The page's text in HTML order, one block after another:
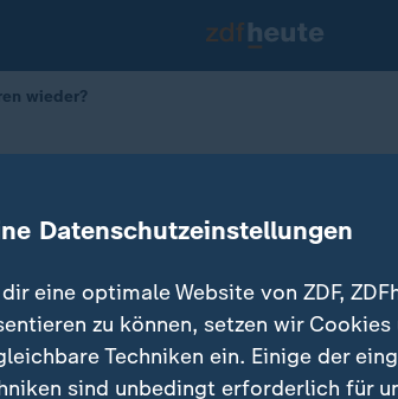
wieder?
illner"
sich Sparen wieder?
Datenschutzeinstellungen
eine optimale Website von ZDF,
zu können, setzen wir Cookies
Techniken ein. Einige der
sind unbedingt erforderlich für